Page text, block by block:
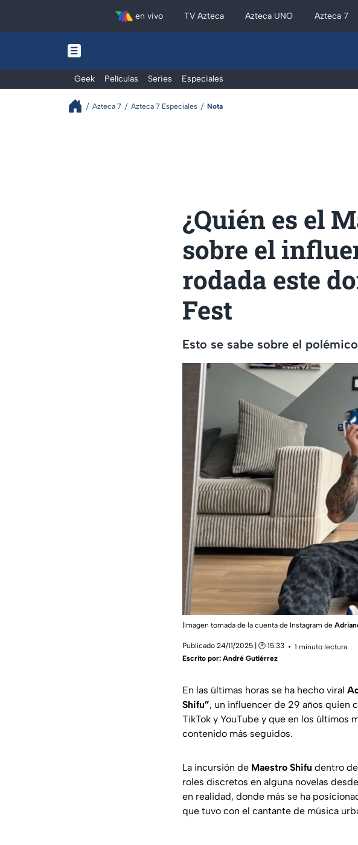
en vivo TV Azteca Azteca UNO Azteca 7
Geek Películas Series Especiales
Azteca 7 Azteca 7 Especiales Nota
¿Quién es el
sobre el
rodada este
Fest
Esto se sabe sobre el
|Imagen tomada de la cuenta de Instagram de
Publicado 24/11/2025 | 🕑 15:33
1 minuto lectura
Escrito por: André Gutiérrez
En las últimas horas se ha hecho viral
Shifu”, un influencer de 29 años quien
TikTok y YouTube y que en los últimos
contenido más seguidos.
La incursión de Maestro Shifu dentro
roles discretos en alguna novelas
en realidad, donde más se ha
que tuvo con el cantante de música